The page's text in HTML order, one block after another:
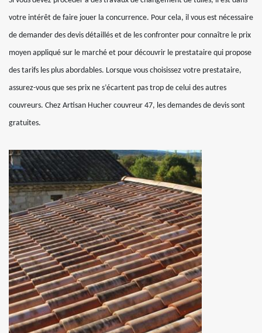
votre intérêt de faire jouer la concurrence. Pour cela, il vous est nécessaire
de demander des devis détaillés et de les confronter pour connaître le prix
moyen appliqué sur le marché et pour découvrir le prestataire qui propose
des tarifs les plus abordables. Lorsque vous choisissez votre prestataire,
assurez-vous que ses prix ne s’écartent pas trop de celui des autres
couvreurs. Chez Artisan Hucher couvreur 47, les demandes de devis sont
gratuites.